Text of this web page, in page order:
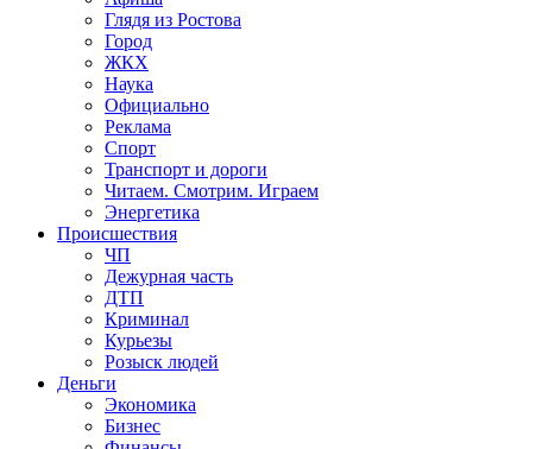
Глядя из Ростова
Город
ЖКХ
Наука
Официально
Реклама
Спорт
Транспорт и дороги
Читаем. Смотрим. Играем
Энергетика
Происшествия
ЧП
Дежурная часть
ДТП
Криминал
Курьезы
Розыск людей
Деньги
Экономика
Бизнес